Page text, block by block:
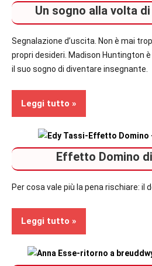
Un sogno alla volta
Segnalazione d’uscita. Non è mai
propri desideri. Madison Huntington
il suo sogno di diventare insegnante.
Leggi tutto
Prossime
Romance
Effetto Domino
Per cosa vale più la pena rischiare: il
Leggi tutto